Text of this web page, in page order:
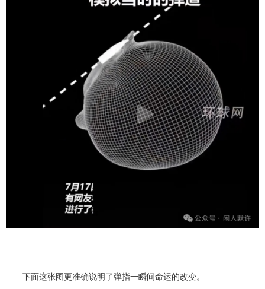
下面这张图更准确说明了弹指一瞬间命运的改变。